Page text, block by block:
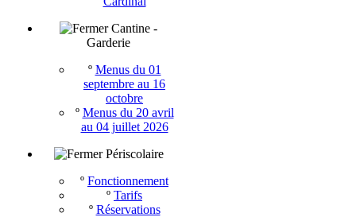
Cantine -
Garderie
º Menus du 01
septembre au 16
octobre
º Menus du 20 avril
au 04 juillet 2026
Périscolaire
º Fonctionnement
º Tarifs
º Réservations